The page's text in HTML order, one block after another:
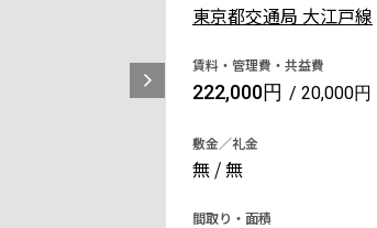
東京都交通局 大江戸線
賃料・管理費・共益費
222,000円 / 20,000円
敷金／礼金
無 / 無
間取り・面積